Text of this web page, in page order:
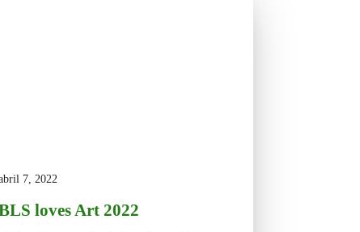
7, 2022
loves Art 2022